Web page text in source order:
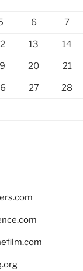
6 7
13 14
20 21
27 28